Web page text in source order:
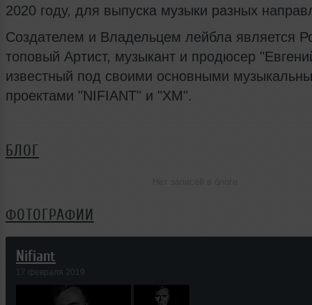
2020 году, для выпуска музыки разных
Создателем и Владельцем лейбла является
топовый Артист, музыкант и продюсер
известный под своими основными
проектами "NIFIANT" и "XM".
БЛОГ
ФОТОГРАФИИ
Nifiant
17 февраля 2019